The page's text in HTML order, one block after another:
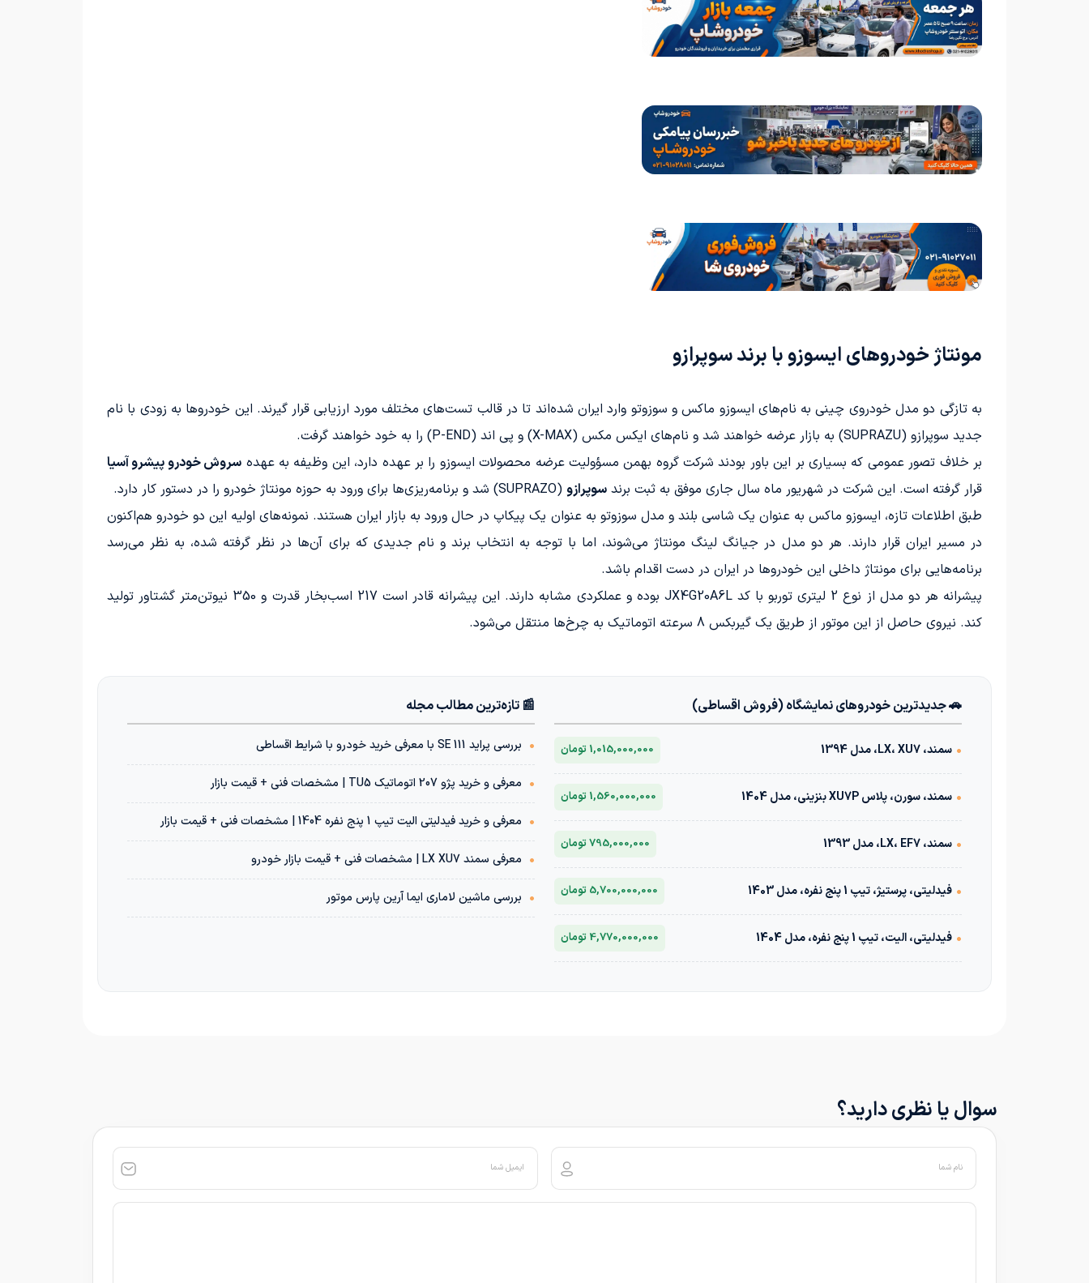
مونتاژ خودروهای ایسوزو با برند سوپرازو
به تازگی دو مدل خودروی چینی به نام‌های ایسوزو ماکس و سوزوتو وارد ایران شده‌اند تا در قالب تست‌های مختلف مورد ارزیابی قرار گیرند. این خودروها به زودی با نام
جدید سوپرازو (SUPRAZU) به بازار عرضه خواهند شد و نام‌های ایکس مکس (X-MAX) و پی اند (P-END) را به خود خواهند گرفت.
بر خلاف تصور عمومی که بسیاری بر این باور بودند شرکت گروه بهمن مسؤولیت عرضه محصولات ایسوزو را بر عهده دارد، این وظیفه به عهده سروش خودرو پیشرو آسیا
قرار گرفته است. این شرکت در شهریور ماه سال جاری موفق به ثبت برند سوپرازو (SUPRAZO) شد و برنامه‌ریزی‌ها برای ورود به حوزه مونتاژ خودرو را در دستور کار دارد.
طبق اطلاعات تازه، ایسوزو ماکس به عنوان یک شاسی بلند و مدل سوزوتو به عنوان یک پیکاپ در حال ورود به بازار ایران هستند. نمونه‌های اولیه این دو خودرو هم‌اکنون
در مسیر ایران قرار دارند. هر دو مدل در جیانگ لینگ مونتاژ می‌شوند، اما با توجه به انتخاب برند و نام جدیدی که برای آن‌ها در نظر گرفته شده، به نظر می‌رسد
برنامه‌هایی برای مونتاژ داخلی این خودروها در ایران در دست اقدام باشد.
پیشرانه هر دو مدل از نوع 2 لیتری توربو با کد JX4G20A6L بوده و عملکردی مشابه دارند. این پیشرانه قادر است 217 اسب‌بخار قدرت و 350 نیوتن‌متر گشتاور تولید
کند. نیروی حاصل از این موتور از طریق یک گیربکس 8 سرعته اتوماتیک به چرخ‌ها منتقل می‌شود.
🚗 جدیدترین خودروهای نمایشگاه (فروش اقساطی)
• سمند، LX، XU7، مدل 1394 1,015,000,000 تومان
• سمند، سورن، پلاس XU7P بنزینی، مدل 1404 1,560,000,000 تومان
• سمند، LX، EF7، مدل 1393 795,000,000 تومان
• فیدلیتی، پرستیژ، تیپ 1 پنج نفره، مدل 1403 5,700,000,000 تومان
• فیدلیتی، الیت، تیپ 1 پنج نفره، مدل 1404 4,770,000,000 تومان
📰 تازه‌ترین مطالب مجله
• بررسی پراید 111 SE با معرفی خرید خودرو با شرایط اقساطی
• معرفی و خرید پژو 207 اتوماتیک TU5 | مشخصات فنی + قیمت بازار
• معرفی و خرید فیدلیتی الیت تیپ 1 پنج نفره 1404 | مشخصات فنی + قیمت بازار
• معرفی سمند LX XU7 | مشخصات فنی + قیمت بازار خودرو
• بررسی ماشین لاماری ایما آرین پارس موتور
سوال یا نظری دارید؟
نام شما ایمیل شما